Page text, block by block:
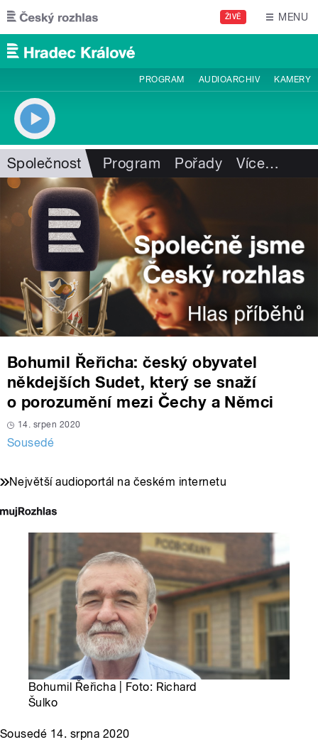
Přejít k hlavnímu obsahu
ŽIVĚ MENU
PROGRAM AUDIOARCHIV KAMERY
Společnost Program Pořady Více…
Bohumil Řeřicha: český obyvatel
někdejších Sudet, který se snaží
o porozumění mezi Čechy a Němci
14. srpen 2020
Sousedé
Největší audioportál na českém internetu
Bohumil Řeřicha | Foto: Richard
Šulko
Sousedé 14. srpna 2020